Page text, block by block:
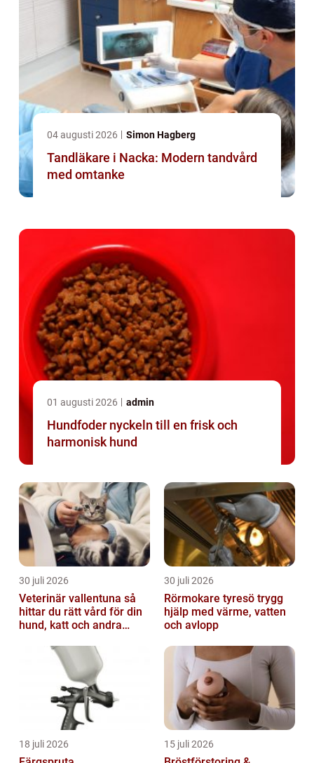
04 augusti 2026 Simon Hagberg
Tandläkare i Nacka: Modern tandvård
med omtanke
01 augusti 2026 admin
Hundfoder nyckeln till en frisk och
harmonisk hund
30 juli 2026
Veterinär vallentuna så
hittar du rätt vård för din
hund, katt och andra
30 juli 2026
Rörmokare tyresö trygg
hjälp med värme, vatten
och avlopp
18 juli 2026 15 juli 2026